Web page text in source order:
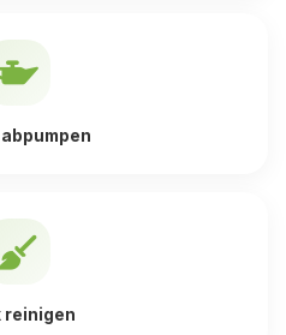
reinigen